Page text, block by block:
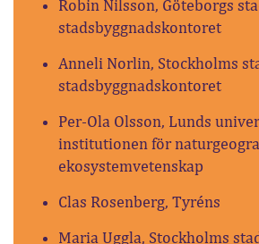
Robin Nilsson, Göteborgs
stadsbyggnadskontoret
Anneli Norlin, Stockholms
stadsbyggnadskontoret
Per-Ola Olsson, Lunds
institutionen för
ekosystemvetenskap
Clas Rosenberg, Tyréns
Maria Uggla, Stockholms